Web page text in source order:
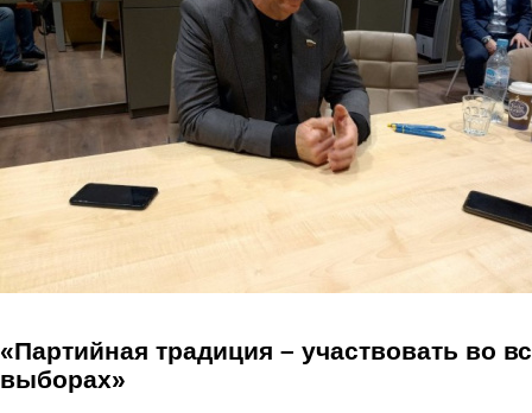
«Партийная традиция – участвовать во
выборах»